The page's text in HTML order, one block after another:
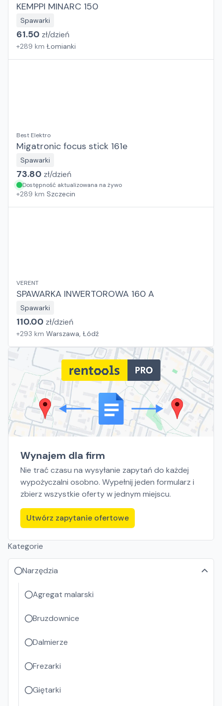
KEMPPI MINARC 150
Spawarki
61.50 zł/dzień
+289 km Łomianki
Best Elektro
Migatronic focus stick 161e
Spawarki
73.80 zł/dzień
Dostępność aktualizowana na żywo
+289 km Szczecin
VERENT
SPAWARKA INWERTOROWA 160 A
Spawarki
110.00 zł/dzień
+293 km Warszawa, Łódź
Wynajem dla firm
Nie trać czasu na wysyłanie zapytań do każdej
wypożyczalni osobno. Wypełnij jeden formularz i
zbierz wszystkie oferty w jednym miejscu.
Utwórz zapytanie ofertowe
Kategorie
Narzędzia
Agregat malarski
Bruzdownice
Dalmierze
Frezarki
Giętarki